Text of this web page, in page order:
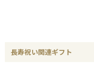
長寿祝い関連ギフト